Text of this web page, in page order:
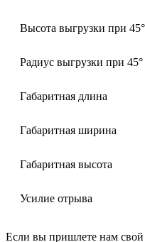
Высота выгрузки при 45°
Радиус выгрузки при 45°
Габаритная длина
Габаритная ширина
Габаритная высота
Усилие отрыва
Если вы пришлете нам